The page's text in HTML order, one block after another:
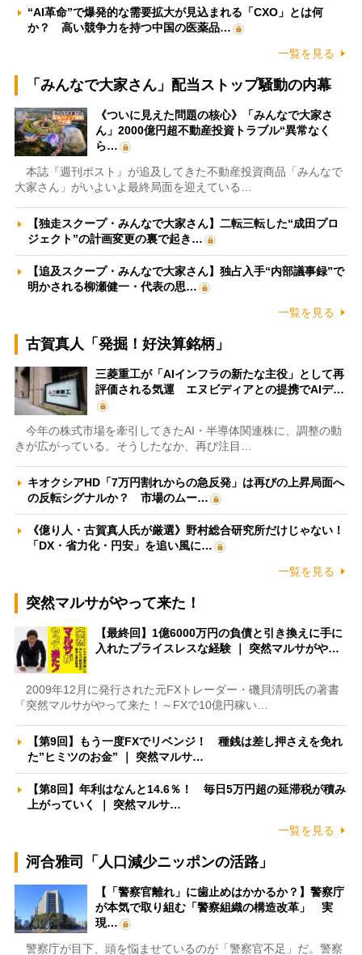
“AI革命”で爆発的な需要拡大が見込まれる「CXO」とは何
か？ 高い競争力を持つ中国の医薬品…
一覧を見る
「みんなで大家さん」配当ストップ騒動の内幕
《ついに見えた問題の核心》「みんなで大家さ
ん」2000億円超不動産投資トラブル“異常なく
ら…
本誌『週刊ポスト』が追及してきた不動産投資商品「みんなで
大家さん」がいよいよ最終局面を迎えている…
【独走スクープ・みんなで大家さん】二転三転した“成田プロ
ジェクト”の計画変更の裏で起き…
【追及スクープ・みんなで大家さん】独占入手“内部議事録”で
明かされる柳瀬健一・代表の思…
一覧を見る
古賀真人「発掘！好決算銘柄」
三菱重工が「AIインフラの新たな主役」として再
評価される気運 エヌビディアとの提携でAIデ…
今年の株式市場を牽引してきたAI・半導体関連株に、調整の動
きが広がっている。そうしたなか、再び注目…
キオクシアHD「7万円割れからの急反発」は再びの上昇局面へ
の反転シグナルか？ 市場のムー…
《億り人・古賀真人氏が厳選》野村総合研究所だけじゃない！
「DX・省力化・円安」を追い風に…
一覧を見る
突然マルサがやって来た！
【最終回】1億6000万円の負債と引き換えに手に
入れたプライスレスな経験 ｜ 突然マルサがや…
2009年12月に発行された元FXトレーダー・磯貝清明氏の著書
『突然マルサがやって来た！～FXで10億円稼い…
【第9回】もう一度FXでリベンジ！ 種銭は差し押さえを免れ
た”ヒミツのお金” ｜ 突然マルサ…
【第8回】年利はなんと14.6％！ 毎日5万円超の延滞税が積み
上がっていく ｜ 突然マルサ…
一覧を見る
河合雅司「人口減少ニッポンの活路」
【「警察官離れ」に歯止めはかかるか？】警察庁
が本気で取り組む「警察組織の構造改革」 実
現…
警察庁が目下、頭を悩ませているのが「警察官不足」だ。警察